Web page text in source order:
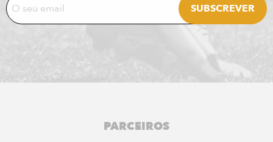
PARCEIROS